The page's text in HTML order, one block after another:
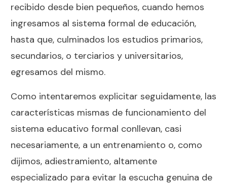
recibido desde bien pequeños, cuando hemos
ingresamos al sistema formal de educación,
hasta que, culminados los estudios primarios,
secundarios, o terciarios y universitarios,
egresamos del mismo.
Como intentaremos explicitar seguidamente, las
características mismas de funcionamiento del
sistema educativo formal conllevan, casi
necesariamente, a un entrenamiento o, como
dijimos, adiestramiento, altamente
especializado para evitar la escucha genuina de